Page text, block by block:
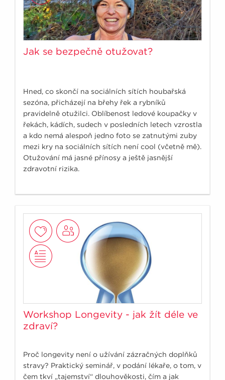
Jak se bezpečně otužovat?
Hned, co skončí na sociálních sítích houbařská
sezóna, přicházejí na břehy řek a rybníků
pravidelně otužilci. Oblíbenost ledové koupačky v
řekách, kádích, sudech v posledních letech vzrostla
a kdo nemá alespoň jedno foto se zatnutými zuby
mezi kry na sociálních sítích není cool (včetně mě).
Otužování má jasné přínosy a ještě jasnější
zdravotní rizika.
Workshop Longevity - jak žít déle ve
zdraví?
Proč longevity není o užívání zázračných doplňků
stravy? Praktický seminář, v podání lékaře, o tom, v
čem tkví „tajemství“ dlouhověkosti, čím a jak